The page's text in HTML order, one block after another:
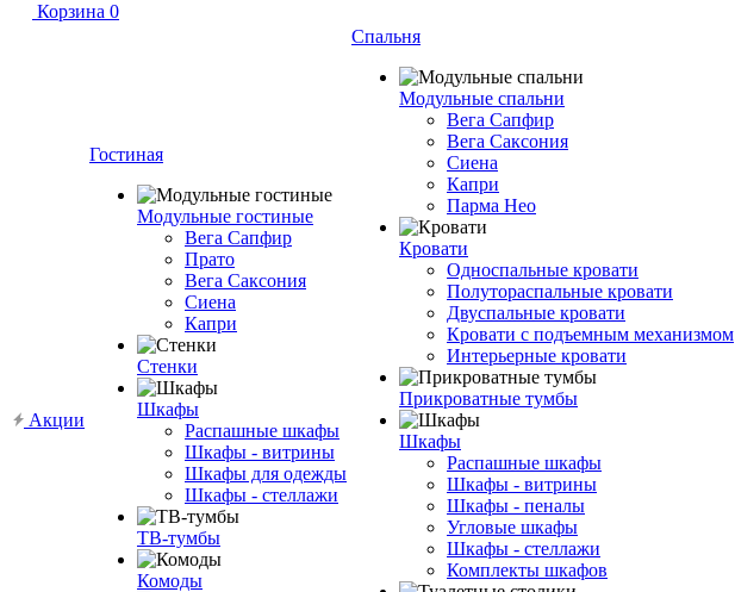
Корзина 0
Акции
Гостиная
Модульные гостиные
Вега Сапфир
Прато
Вега Саксония
Сиена
Капри
Стенки
Шкафы
Распашные шкафы
Шкафы - витрины
Шкафы для одежды
Шкафы - стеллажи
ТВ-тумбы
Комоды
Спальня
Модульные спальни
Вега Сапфир
Вега Саксония
Сиена
Капри
Парма Нео
Кровати
Односпальные кровати
Полутораспальные кровати
Двуспальные кровати
Кровати с подъемным механизмом
Интерьерные кровати
Прикроватные тумбы
Шкафы
Распашные шкафы
Шкафы - витрины
Шкафы - пеналы
Угловые шкафы
Шкафы - стеллажи
Комплекты шкафов